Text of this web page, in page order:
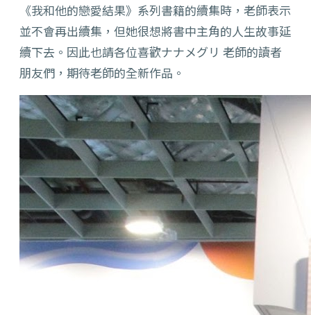
《我和他的戀愛結果》系列書籍的續集時，老師表示
並不會再出續集，但她很想將書中主角的人生故事延
續下去。因此也請各位喜歡ナナメグリ 老師的讀者
朋友們，期待老師的全新作品。